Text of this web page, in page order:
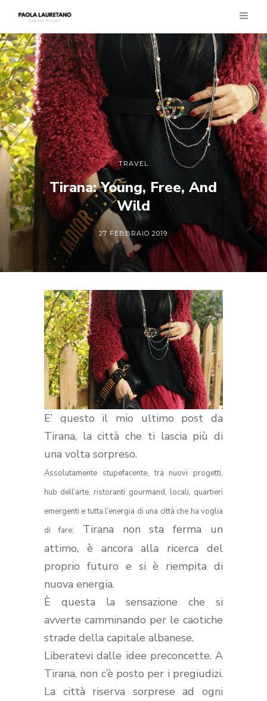
TRAVEL
Tirana: Young, Free, And
Wild
27 FEBBRAIO 2019
E’ questo il mio ultimo post da
Tirana, la città che ti lascia più di
una volta sorpreso.
Assolutamente stupefacente, tra nuovi progetti,
hub dell’arte, ristoranti gourmand, locali, quartieri
emergenti e tutta l’energia di una città che ha voglia
di fare:
Tirana non sta ferma un
attimo, è ancora alla ricerca del
proprio futuro e si è riempita di
nuova energia.
È questa la sensazione che si
avverte camminando per le caotiche
strade della capitale albanese.
Liberatevi dalle idee preconcette. A
Tirana, non c’è posto per i pregiudizi.
La città riserva sorprese ad ogni